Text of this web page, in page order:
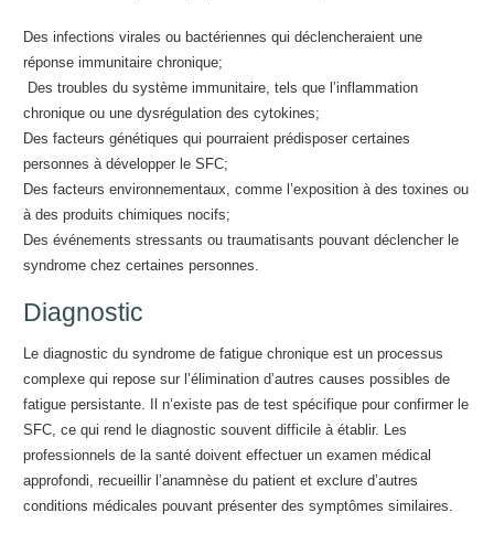
Des infections virales ou bactériennes qui déclencheraient une
réponse immunitaire chronique;
Des troubles du système immunitaire, tels que l’inflammation
chronique ou une dysrégulation des cytokines;
Des facteurs génétiques qui pourraient prédisposer certaines
personnes à développer le SFC;
Des facteurs environnementaux, comme l’exposition à des toxines ou
à des produits chimiques nocifs;
Des événements stressants ou traumatisants pouvant déclencher le
syndrome chez certaines personnes.
Diagnostic
Le diagnostic du syndrome de fatigue chronique est un processus
complexe qui repose sur l’élimination d’autres causes possibles de
fatigue persistante. Il n’existe pas de test spécifique pour confirmer le
SFC, ce qui rend le diagnostic souvent difficile à établir. Les
professionnels de la santé doivent effectuer un examen médical
approfondi, recueillir l’anamnèse du patient et exclure d’autres
conditions médicales pouvant présenter des symptômes similaires.